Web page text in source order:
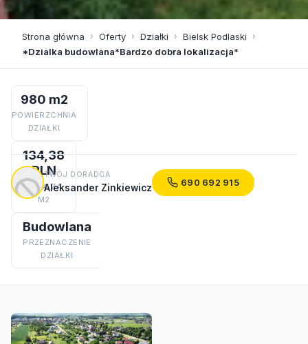
Strona główna › Oferty › Działki › Bielsk Podlaski ›
*Dzialka budowlana*Bardzo dobra lokalizacja*
980 m2
POWIERZCHNIA
DZIAŁKI
134,38
PLN
CENA ZA
M2
Budowlana
PRZEZNACZENIE
DZIAŁKI
TWÓJ DORADCA
Aleksander Zinkiewicz 690 692 915